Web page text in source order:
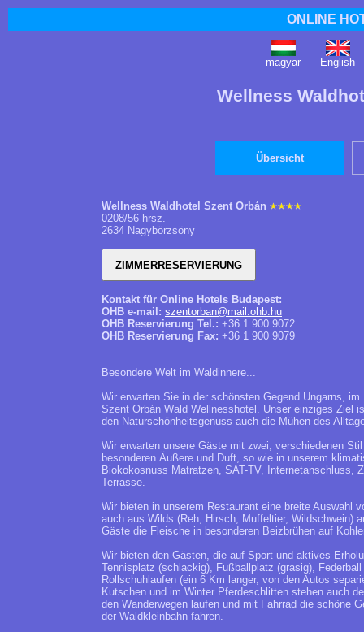
ONLINE
magyar English
Wellness
Übersicht
Wellness Waldhotel Szent Orbán
0208/56 hrsz.
2634 Nagybörzsöny
Kontakt für Online Hotels Budapest:
OHB e-mail: szentorban@mail.ohb.hu
OHB Reservierung Tel.: +36 1 900 9072
OHB Reservierung Fax: +36 1 900 9079
Besondere Welt im Waldinnere...
Wir erwarten Sie in der schönsten Gegend Ungarns,
Szent Orbán Wald Wellnesshotel. Unser einziges Ziel
den Naturschönheitsgenuss auch die Mühen des
Wir erwarten unsere Gäste mit zwei, verschiedenen
besonderen Äußere und Duft, so wie in unserem
Biokokosnuss Matratzen, SAT-TV, Internetanschluss,
Terrasse.
Wir bieten in unserem Restaurant eine breite Auswahl
auch aus Wilds (Reh, Hirsch, Muffeltier, Wildschwein)
Gäste die Fleische in besonderen Beizbrühen auf
Wir bieten den Gästen, die auf Sport und aktives
Tennisplatz (schlackig), Fußballplatz (grasig),
Rollschuhlaufen (ein 6 Km langer, von den Autos
Kutschen und im Winter Pferdeschlitten stehen auch
den Wanderwegen laufen und mit Fahrrad die schöne
der Waldkleinbahn fahren.